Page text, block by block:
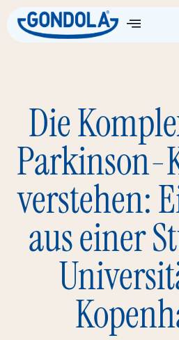
Die
Parkinson-
verstehen:
aus einer